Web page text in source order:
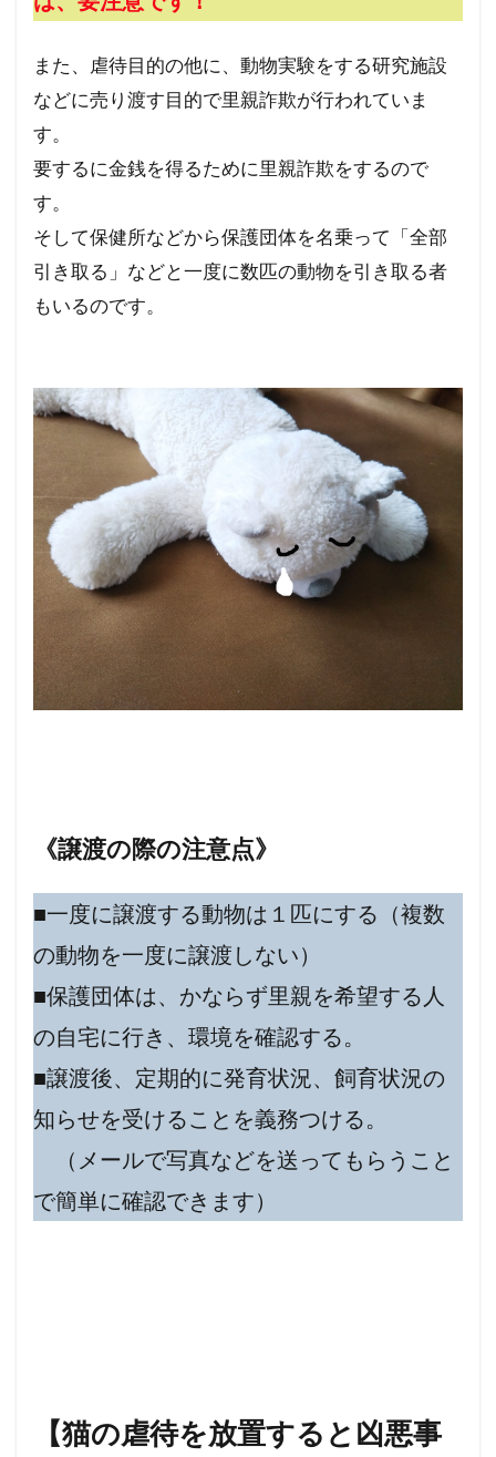
また、虐待目的の他に、動物実験をする研究施設
などに売り渡す目的で里親詐欺が行われていま
す。
要するに金銭を得るために里親詐欺をするので
す。
そして保健所などから保護団体を名乗って「全部
引き取る」などと一度に数匹の動物を引き取る者
もいるのです。
《譲渡の際の注意点》
■一度に譲渡する動物は１匹にする（複数
の動物を一度に譲渡しない）
■保護団体は、かならず里親を希望する人
の自宅に行き、環境を確認する。
■譲渡後、定期的に発育状況、飼育状況の
知らせを受けることを義務つける。
（メールで写真などを送ってもらうこと
で簡単に確認できます）
【猫の虐待を放置すると凶悪事